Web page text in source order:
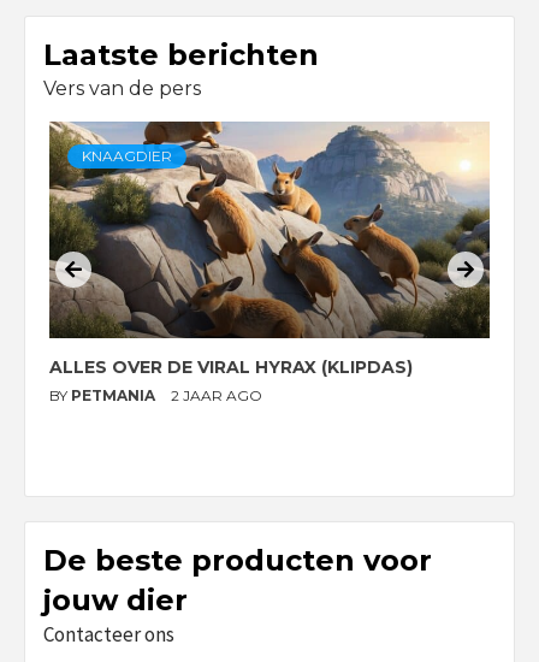
Laatste berichten
Vers van de pers
KNAAGDIER
ALLES OVER DE VIRAL HYRAX (KLIPDAS)
BY PETMANIA 2 JAAR AGO
De beste producten voor
jouw dier
Contacteer ons